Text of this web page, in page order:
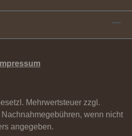
Impressum
Mehrwertsteuer zzgl.
Nachnahmegebühren, wenn nicht
angegeben.